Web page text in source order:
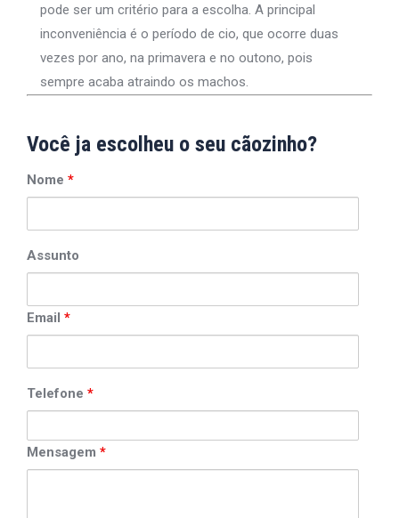
pode ser um critério para a escolha. A principal
inconveniência é o período de cio, que ocorre duas
vezes por ano, na primavera e no outono, pois
sempre acaba atraindo os machos.
Você ja escolheu o seu cãozinho?
Nome *
Assunto
Email *
Telefone *
Mensagem *